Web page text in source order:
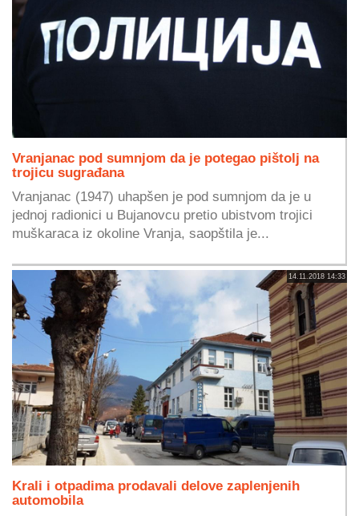
Vranjanac pod sumnjom da je potegao pištolj na
trojicu sugrađana
Vranjanac (1947) uhapšen je pod sumnjom da je u
jednoj radionici u Bujanovcu pretio ubistvom trojici
muškaraca iz okoline Vranja, saopštila je...
14.11.2018 14:33
Krali i otpadima prodavali delove zaplenjenih
automobila